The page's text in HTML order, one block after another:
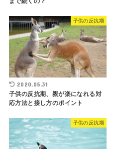
子供の反抗期
2020.05.31
子供の反抗期、親が楽になれる対
応方法と接し方のポイント
子供の反抗期